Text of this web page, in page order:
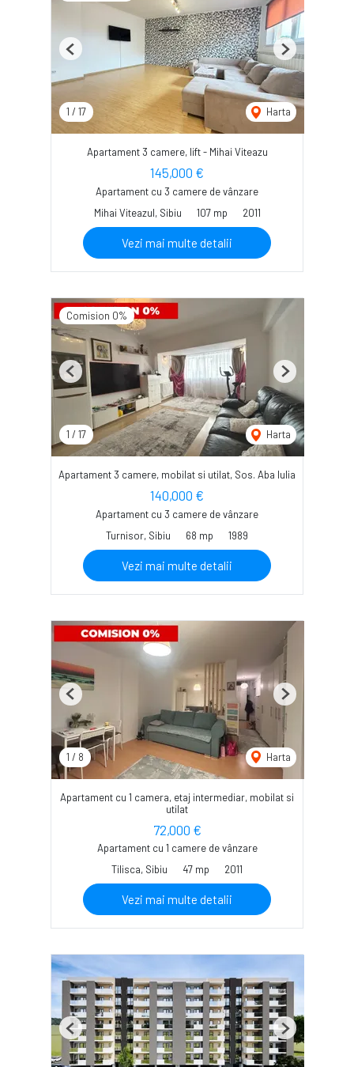
1 / 17 Harta
Previous Next
Apartament 3 camere, lift - Mihai Viteazu
145,000 €
Apartament cu 3 camere de vânzare
Mihai Viteazul, Sibiu
107 mp 2011
Vezi mai multe detalii
Comision 0%
1 / 17 Harta
Previous Next
Apartament 3 camere, mobilat si utilat, Sos. Aba Iulia
140,000 €
Apartament cu 3 camere de vânzare
Turnisor, Sibiu
68 mp 1989
Vezi mai multe detalii
1 / 8 Harta
Previous Next
Apartament cu 1 camera, etaj intermediar, mobilat si
utilat
72,000 €
Apartament cu 1 camere de vânzare
Tilisca, Sibiu
47 mp 2011
Vezi mai multe detalii
Previous Next